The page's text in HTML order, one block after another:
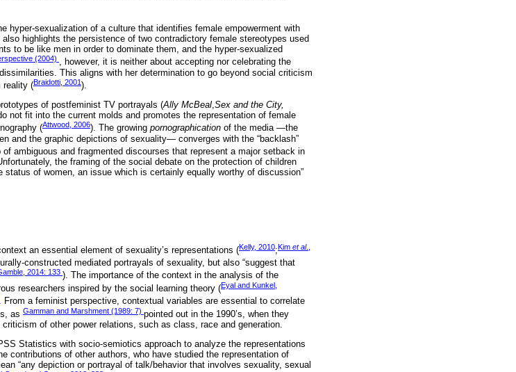
hyper-sexualization of a culture that identifies female empowerment with
highlights the persistence of two contradictory female stereotypes used
to be like men in order to dominate them, and the hyper-sexualized
(2004) , however, it is neither about accepting nor celebrating the
This aligns with her determination to go beyond social criticism
reality (Braidotti, 2001).
of postfeminist TV portrayals (Ally McBeal,Sex and the City,
not fit into the current molds and promotes the representation of female
(Attwood, 2006). The growing pornographication of the media —the
and the graphic depictions of sexuality— converges with the “backlash”
of ambiguous and fragmented discourses that represent a major setback in
the framing of the social debate on the protection of children
of women, an issue which is certainly equally worthy of discussion”
an essential element of sexuality’s representations (Kelly, 2010;Kim et al.,
constructed mediated portrayals of sexuality, but also “suggest that
2014: 133 ). The importance of the context in the analysis of the
researchers inspired by the social learning theory (Eyal and Kunkel,
From a feminist perspective, contextual variables are essential to correlate
as Gamman and Marshment (1989: 7) pointed out in the 1990’s, when they
of other power relations, such as class, race and generation.
Statistics with socio-semiotics approach to analyze the representations
contributions of other authors, who have studied the representation of
“any depiction or portrayal of talk/behavior that involves sexuality, sexual